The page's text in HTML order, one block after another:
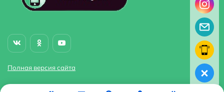
Полная версия сайта